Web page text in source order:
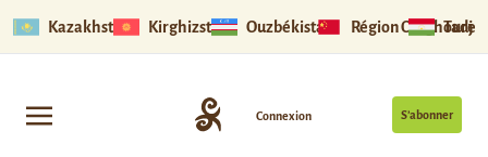
Kazakhstan Kirghizstan Ouzbékistan Région Ouïghoure
S’abonner
Connexion